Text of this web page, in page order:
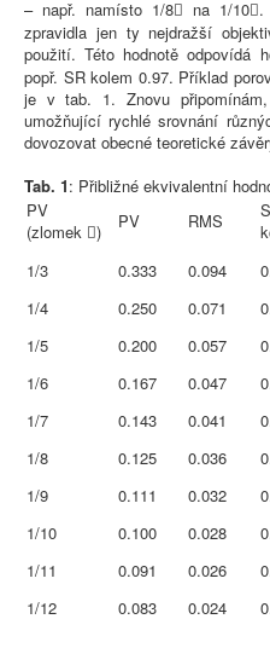
– např. namísto 1/8 na 1/10.
zpravidla jen ty nejdražší
použití. Této hodnotě odpovídá
popř. SR kolem 0.97. Příklad
je v tab. 1. Znovu
umožňující rychlé srovnání
dovozovat obecné teoretické
Tab. 1: Přibližné ekvivalentní
PV
(zlomek ) PV RMS
1/3 0.333 0.094
1/4
0.250 0.071
1/5
0.200 0.057
1/6
0.167 0.047
1/7
0.143 0.041
1/8
0.125 0.036
1/9
0.111 0.032
1/10
0.100 0.028
1/11
0.091 0.026
1/12
0.083 0.024